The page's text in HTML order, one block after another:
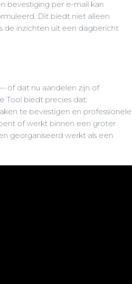
bevestiging per e-mail kan
Dit biedt niet alleen
de inzichten uit een dagbericht
of dat nu aandelen zijn of
Tool biedt precies dat:
te bevestigen en professionele
of werkt binnen een groter
georganiseerd werkt als een